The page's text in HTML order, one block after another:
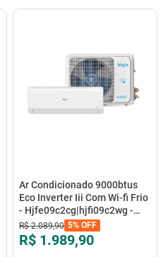
Ar Condicionado 9000btus
Eco Inverter Iii Com Wi-fi Frio
- Hjfe09c2cg|hjfi09c2wg -
Elgin
R$ 2.089,90 5% OFF
R$ 1.989,90